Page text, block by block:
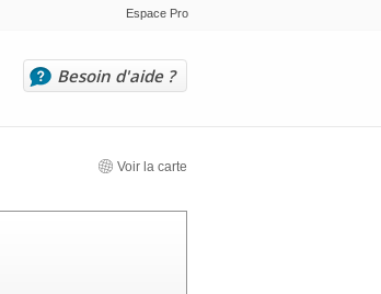
Espace Pro
Besoin d'aide ?
Voir la carte